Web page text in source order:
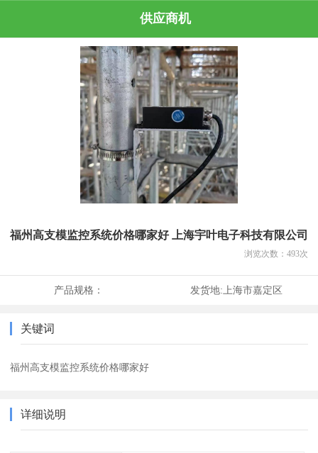
供应商机
福州高支模监控系统价格哪家好 上海宇叶电子科技有限公司
浏览次数： 493次
产品规格： 发货地:上海市嘉定区
关键词
福州高支模监控系统价格哪家好
详细说明